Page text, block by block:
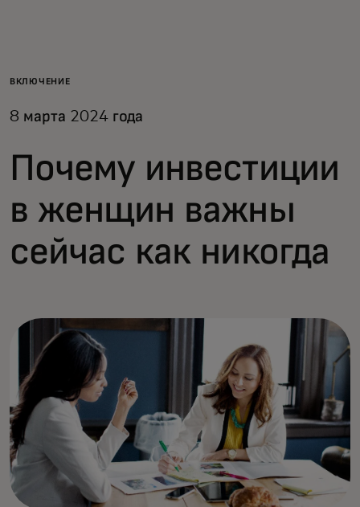
Для бизнеса
Для новаторов
Новости и тренды
ВКЛЮЧЕНИЕ
8 марта 2024 года
Почему инвестиции
в женщин важны
сейчас как никогда